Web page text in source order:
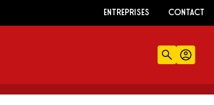
ENTREPRISES CONTACT